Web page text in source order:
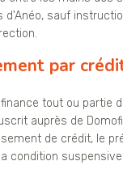
sauf
par
tout ou partie
auprès de
de crédit, le
condition